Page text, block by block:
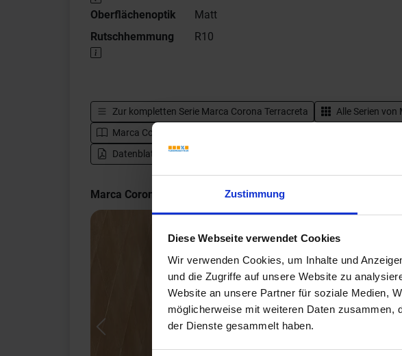
Zustimmung
Diese Webseite verwendet Cookies
Wir verwenden Cookies, um Inhalte und
und die Zugriffe auf unsere Website zu
Website an unsere Partner für soziale Medien,
möglicherweise mit weiteren Daten zusammen,
der Dienste gesammelt haben.
Oberflächenoptik
Matt
Rutschhemmung
R10
Zur kompletten Serie Marca Corona Terracreta Alle Serien von
Marca Corona Terracreta - Katalog
Datenblatt herunterladen - PDF
Marca Corona Terracreta Impressionen
Previous